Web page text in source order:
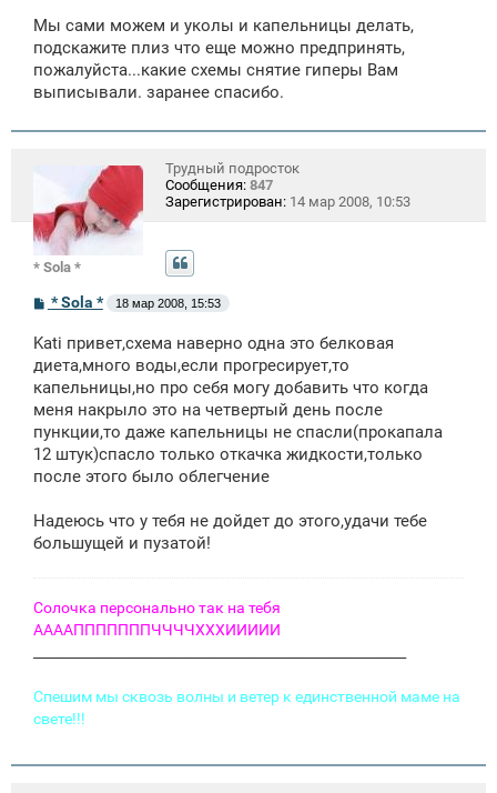
Мы сами можем и уколы и капельницы делать,
подскажите плиз что еще можно предпринять,
пожалуйста...какие схемы снятие гиперы Вам
выписывали. заранее спасибо.
* Sola *
Трудный подросток
Сообщения: 847
Зарегистрирован: 14 мар 2008, 10:53
С
о
б
щ
н
и
* Sola * 18 мар 2008, 15:53
Kati привет,схема наверно одна это белковая
диета,много воды,если прогресирует,то
капельницы,но про себя могу добавить что когда
меня накрыло это на четвертый день после
пункции,то даже капельницы не спасли(прокапала
12 штук)спасло только откачка жидкости,только
после этого было облегчение
Надеюсь что у тебя не дойдет до этого,удачи тебе
большущей и пузатой!
Солочка персонально так на тебя
ААААПППППППЧЧЧЧХХХИИИИИ
Спешим мы сквозь волны и ветер к единственной маме на
свете!!!